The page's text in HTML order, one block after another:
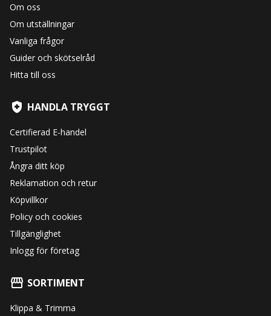
Om oss
Om utställningar
Vanliga frågor
Guider och skötselråd
Hitta till oss
HANDLA TRYGGT
Certifierad E-handel
Trustpilot
Ångra ditt köp
Reklamation och retur
Köpvillkor
Policy och cookies
Tillgänglighet
Inlogg för företag
SORTIMENT
Klippa & Trimma